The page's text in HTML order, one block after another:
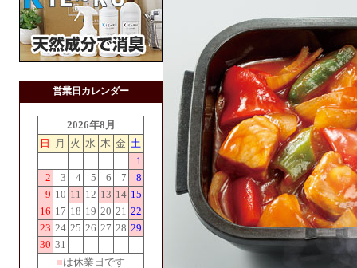
営業日カレンダー
2026年8月
日
月 火 水 木 金 土
1
2
3 4 5 6 7
8
9 10 11 12 13 14 15
16 17 18 19 20 21 22
23 24 25 26 27 28 29
30 31
■は休業日です